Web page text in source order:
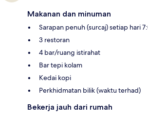
Makanan dan minuman
Sarapan penuh (surcaj) setiap hari
3 restoran
4 bar/ruang istirahat
Bar tepi kolam
Kedai kopi
Perkhidmatan bilik (waktu terhad)
Bekerja jauh dari rumah